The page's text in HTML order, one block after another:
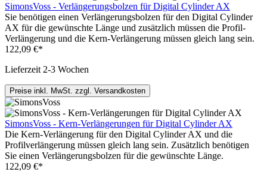
SimonsVoss - Verlängerungsbolzen für Digital Cylinder AX
Sie benötigen einen Verlängerungsbolzen für den Digital Cylinder
AX für die gewünschte Länge und zusätzlich müssen die Profil-
Verlängerung und die Kern-Verlängerung müssen gleich lang sein.
122,09 €*
Lieferzeit 2-3 Wochen
Preise inkl. MwSt. zzgl. Versandkosten
SimonsVoss - Kern-Verlängerungen für Digital Cylinder AX
Die Kern-Verlängerung für den Digital Cylinder AX und die
Profilverlängerung müssen gleich lang sein. Zusätzlich benötigen
Sie einen Verlängerungsbolzen für die gewünschte Länge.
122,09 €*